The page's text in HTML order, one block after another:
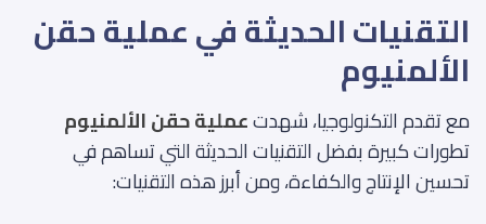
التقنيات الحديثة في عملية حقن
الألمنيوم
مع تقدم التكنولوجيا، شهدتعملية حقن الألمنيوم
تطورات كبيرة بفضل التقنيات الحديثة التي تساهم في
تحسين الإنتاج والكفاءة، ومن أبرز هذه التقنيات: